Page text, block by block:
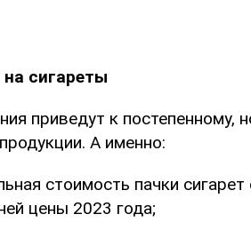
сигареты
приведут к постепенному,
А именно:
стоимость пачки сигарет
цены 2023 года;